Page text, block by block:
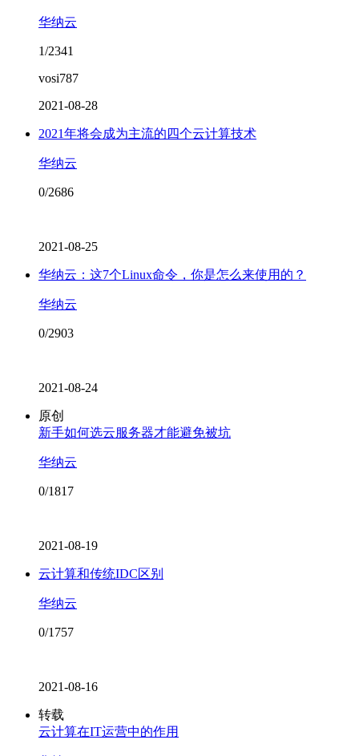
华纳云
1/2341
vosi787
2021-08-28
2021年将会成为主流的四个云计算技术
华纳云
0/2686
2021-08-25
华纳云：这7个Linux命令，你是怎么来使用的？
华纳云
0/2903
2021-08-24
原创
新手如何选云服务器才能避免被坑
华纳云
0/1817
2021-08-19
云计算和传统IDC区别
华纳云
0/1757
2021-08-16
转载
云计算在IT运营中的作用